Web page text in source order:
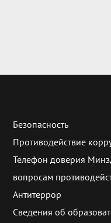
Безопасность
Противодействие
Телефон доверия
вопросам
Антитеррор
Сведения об